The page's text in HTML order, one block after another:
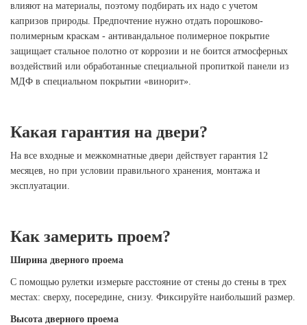
влияют на материалы, поэтому подбирать их надо с учетом
капризов природы. Предпочтение нужно отдать порошково-
полимерным краскам - антивандальное полимерное покрытие
защищает стальное полотно от коррозии и не боится атмосферных
воздействий или обработанные специальной пропиткой панели из
МДФ в специальном покрытии «винорит».
Какая гарантия на двери?
На все входные и межкомнатные двери действует гарантия 12
месяцев, но при условии правильного хранения, монтажа и
эксплуатации.
Как замерить проем?
Ширина дверного проема
С помощью рулетки измерьте расстояние от стены до стены в трех
местах: сверху, посередине, снизу. Фиксируйте наибольший размер.
Высота дверного проема